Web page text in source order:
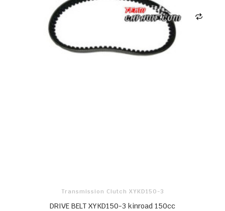
Transmission Clutch XYKD150-3
DRIVE BELT XYKD150-3 kinroad 150cc